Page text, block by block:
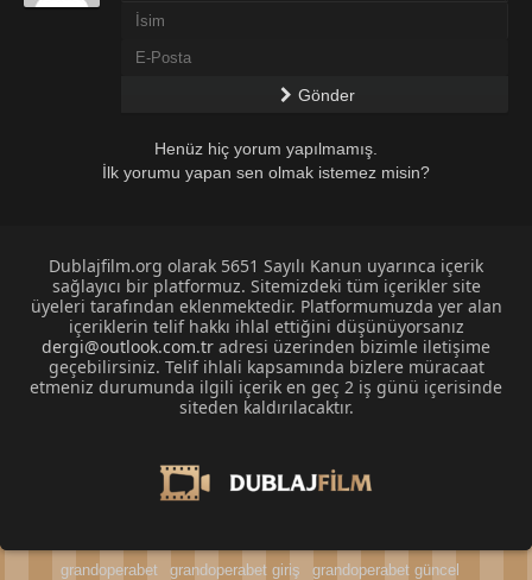
Gönder
Henüz hiç yorum yapılmamış.
İlk yorumu yapan sen olmak istemez misin?
Dublajfilm.org olarak 5651 Sayılı Kanun uyarınca içerik
sağlayıcı bir platformuz. Sitemizdeki tüm içerikler site
üyeleri tarafından eklenmektedir. Platformumuzda yer alan
içeriklerin telif hakkı ihlal ettiğini düşünüyorsanız
dergi@outlook.com.tr adresi üzerinden bizimle iletişime
geçebilirsiniz. Telif ihlali kapsamında bizlere müracaat
etmeniz durumunda ilgili içerik en geç 2 iş günü içerisinde
siteden kaldırılacaktır.
grandoperabet grandoperabet giriş grandoperabet güncel